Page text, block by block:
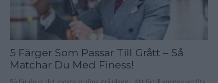
5 Färger Som Passar Till Grått – Så
Matchar Du Med Finess!